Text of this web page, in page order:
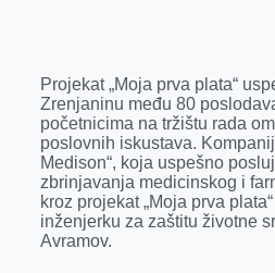
b
o
o
k
e
n
g
e
r
e
d
I
n
r
Projekat „Moja prva plata“
Zrenjaninu među 80
početnicima na tržištu rada
poslovnih iskustava.
Medison“, koja uspešno
zbrinjavanja medicinskog i
kroz projekat „Moja prva
inženjerku za zaštitu životne
Avramov.